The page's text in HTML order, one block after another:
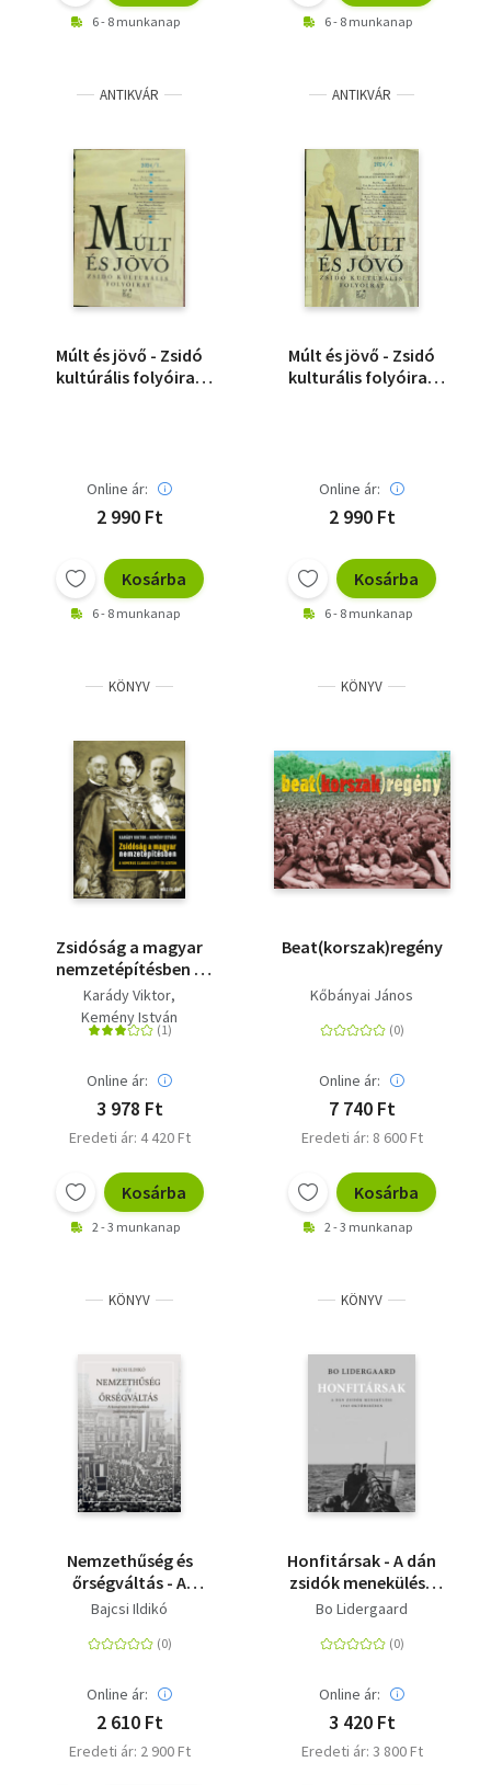
6 - 8 munkanap 6 - 8 munkanap
ANTIKVÁR
Múlt és jövő - Zsidó
kultúrális folyóirat
Online ár:
2 990 Ft
Kosárba
6 - 8 munkanap
ANTIKVÁR
Múlt és jövő - Zsidó
kulturális folyóirat
Online ár:
2 990 Ft
Kosárba
6 - 8 munkanap
KÖNYV
Zsidóság a magyar
nemzetépítésben a
numerus clausus előtt
és azután
Karády Viktor
Kemény István
Online ár:
3 978 Ft
Eredeti ár: 4 420 Ft
Kosárba
2 - 3 munkanap
KÖNYV
Beat(korszak)regény
Kőbányai János
Online ár:
7 740 Ft
Eredeti ár: 8 600 Ft
Kosárba
2 - 3 munkanap
KÖNYV
Nemzethűség és
őrségváltás - A
komáromi és
jogfosztása (1938-
Bajcsi Ildikó
Online ár:
2 610 Ft
Eredeti ár: 2 900 Ft
KÖNYV
Honfitársak - A dán
zsidók menekülése
1943 októberében
Bo Lidergaard
Online ár:
3 420 Ft
Eredeti ár: 3 800 Ft